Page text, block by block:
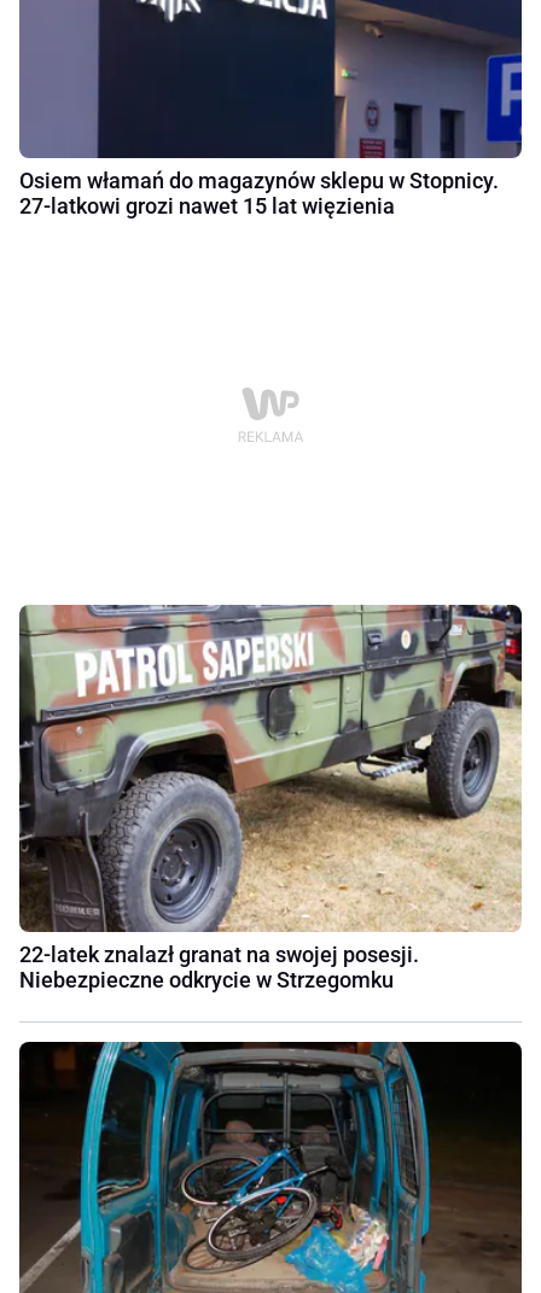
Osiem włamań do magazynów sklepu w Stopnicy.
27-latkowi grozi nawet 15 lat więzienia
22-latek znalazł granat na swojej posesji.
Niebezpieczne odkrycie w Strzegomku